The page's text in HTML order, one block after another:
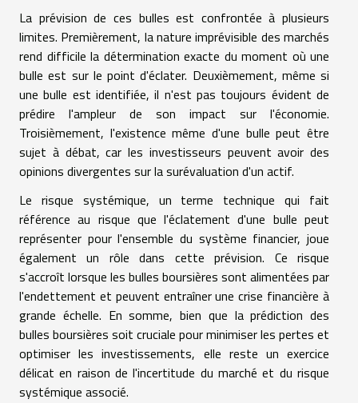
La prévision de ces bulles est confrontée à plusieurs
limites. Premièrement, la nature imprévisible des marchés
rend difficile la détermination exacte du moment où une
bulle est sur le point d'éclater. Deuxièmement, même si
une bulle est identifiée, il n'est pas toujours évident de
prédire l'ampleur de son impact sur l'économie.
Troisièmement, l'existence même d'une bulle peut être
sujet à débat, car les investisseurs peuvent avoir des
opinions divergentes sur la surévaluation d'un actif.
Le risque systémique, un terme technique qui fait
référence au risque que l'éclatement d'une bulle peut
représenter pour l'ensemble du système financier, joue
également un rôle dans cette prévision. Ce risque
s'accroît lorsque les bulles boursières sont alimentées par
l'endettement et peuvent entraîner une crise financière à
grande échelle. En somme, bien que la prédiction des
bulles boursières soit cruciale pour minimiser les pertes et
optimiser les investissements, elle reste un exercice
délicat en raison de l'incertitude du marché et du risque
systémique associé.